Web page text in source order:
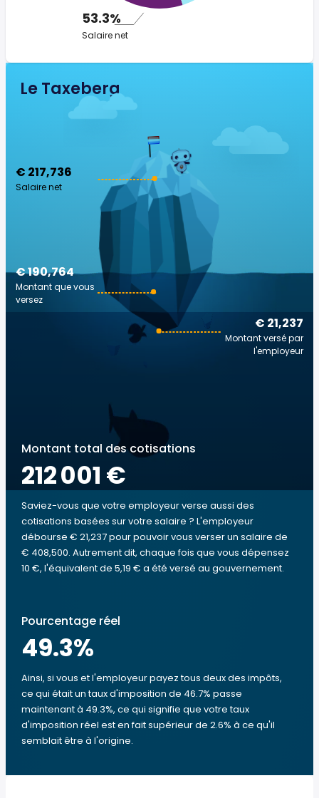
53.3%
Salaire net
Le Taxeberg
€ 217,736
Salaire net
€ 21,237
Montant versé par
l'employeur
€ 190,764
Montant que vous
versez
Montant total des cotisations
212 001 €
Saviez-vous que votre employeur verse aussi des
cotisations basées sur votre salaire ? L'employeur
débourse € 21,237 pour pouvoir vous verser un salaire de
€ 408,500. Autrement dit, chaque fois que vous dépensez
10 €, l'équivalent de 5,19 € a été versé au gouvernement.
Pourcentage réel
49.3%
Ainsi, si vous et l'employeur payez tous deux des impôts,
ce qui était un taux d'imposition de 46.7% passe
maintenant à 49.3%, ce qui signifie que votre taux
d'imposition réel est en fait supérieur de 2.6% à ce qu'il
semblait être à l'origine.